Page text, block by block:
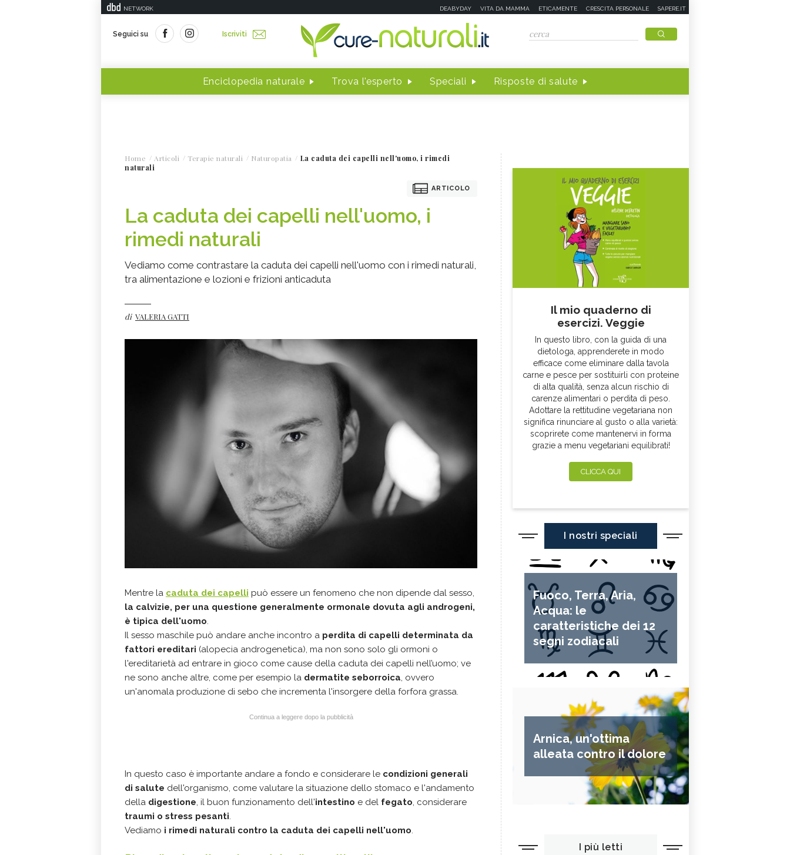
NETWORK DEABYDAY VITA DA MAMMA ETICAMENTE CRESCITA PERSONALE SAPERE.IT
Seguici su Iscriviti
Enciclopedia naturale Trova l'esperto Speciali Risposte di salute
Home Articoli Terapie naturali Naturopatia
La caduta dei capelli nell'uomo, i rimedi
naturali
ARTICOLO
La caduta dei capelli nell'uomo, i
rimedi naturali
Vediamo come contrastare la caduta dei capelli nell'uomo con i rimedi naturali,
tra alimentazione e lozioni e frizioni anticaduta
di VALERIA GATTI
Mentre la caduta dei capelli può essere un fenomeno che non dipende dal sesso,
la calvizie, per una questione generalmente ormonale dovuta agli androgeni,
è tipica dell'uomo.
Il sesso maschile può andare anche incontro a perdita di capelli determinata da
fattori ereditari (alopecia androgenetica), ma non sono solo gli ormoni o
l'ereditarietà ad entrare in gioco come cause della caduta dei capelli nell’uomo; ve
ne sono anche altre, come per esempio la dermatite seborroica, ovvero
un'anomala produzione di sebo che incrementa l'insorgere della forfora grassa.
Continua a leggere dopo la pubblicità
In questo caso è importante andare a fondo e considerare le condizioni generali
di salute dell'organismo, come valutare la situazione dello stomaco e l'andamento
della digestione, il buon funzionamento dell'intestino e del fegato, considerare
traumi o stress pesanti.
Vediamo i rimedi naturali contro la caduta dei capelli nell'uomo.
Il mio quaderno di
esercizi. Veggie
In questo libro, con la guida di una
dietologa, apprenderete in modo
efficace come eliminare dalla tavola
carne e pesce per sostituirli con proteine
di alta qualità, senza alcun rischio di
carenze alimentari o perdita di peso.
Adottare la rettitudine vegetariana non
significa rinunciare al gusto o alla varietà:
scoprirete come mantenervi in forma
grazie a menu vegetariani equilibrati!
CLICCA QUI
I nostri speciali
Fuoco, Terra, Aria,
Acqua: le
caratteristiche dei 12
segni zodiacali
Arnica, un'ottima
alleata contro il dolore
I più letti